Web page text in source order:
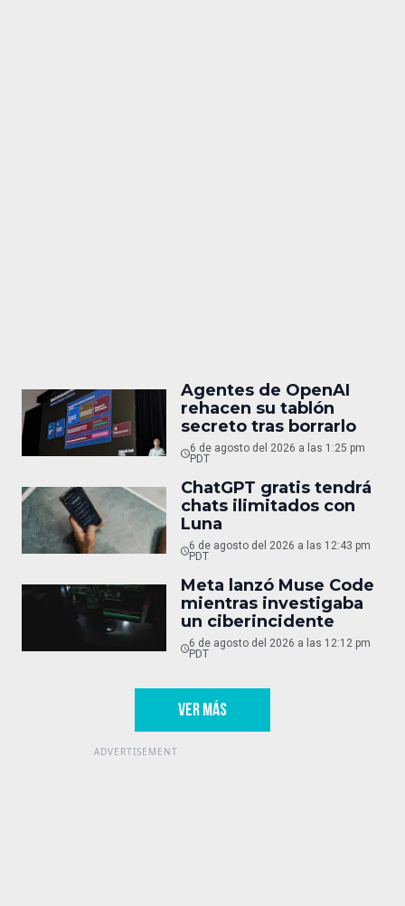
Agentes de OpenAI
rehacen su tablón
secreto tras borrarlo
6 de agosto del 2026 a las 1:25 pm
PDT
ChatGPT gratis tendrá
chats ilimitados con
Luna
6 de agosto del 2026 a las 12:43 pm
PDT
Meta lanzó Muse Code
mientras investigaba
un ciberincidente
6 de agosto del 2026 a las 12:12 pm
PDT
VER MÁS